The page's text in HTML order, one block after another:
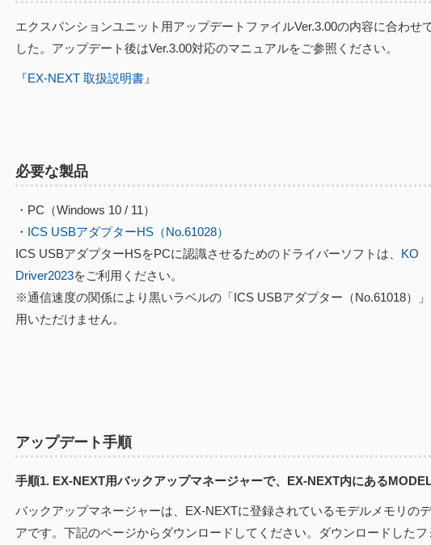
エクスパンションユニット用アップデートファイルVer.3.00の内容に合わせ
した。アップデート後はVer.3.00対応のマニュアルをご参照ください。
『EX-NEXT 取扱説明書』
必要な製品
・PC（Windows 10 / 11）
・ ICS USBアダプターHS（No.61028）
ICS USBアダプターHSをPCに認識させるためのドライバーソフトは、 KO
Driver2023をご利用ください。
※通信速度の関係により黒いラベルの「ICS USBアダプター（No.61018）
用いただけません。
アップデート手順
手順1. EX-NEXT用バックアップマネージャーで、EX-NEXT内にある
バックアップマネージャーは、EX-NEXTに登録されているモデルメモリの
アです。下記のページからダウンロードしてください。ダウンロードした